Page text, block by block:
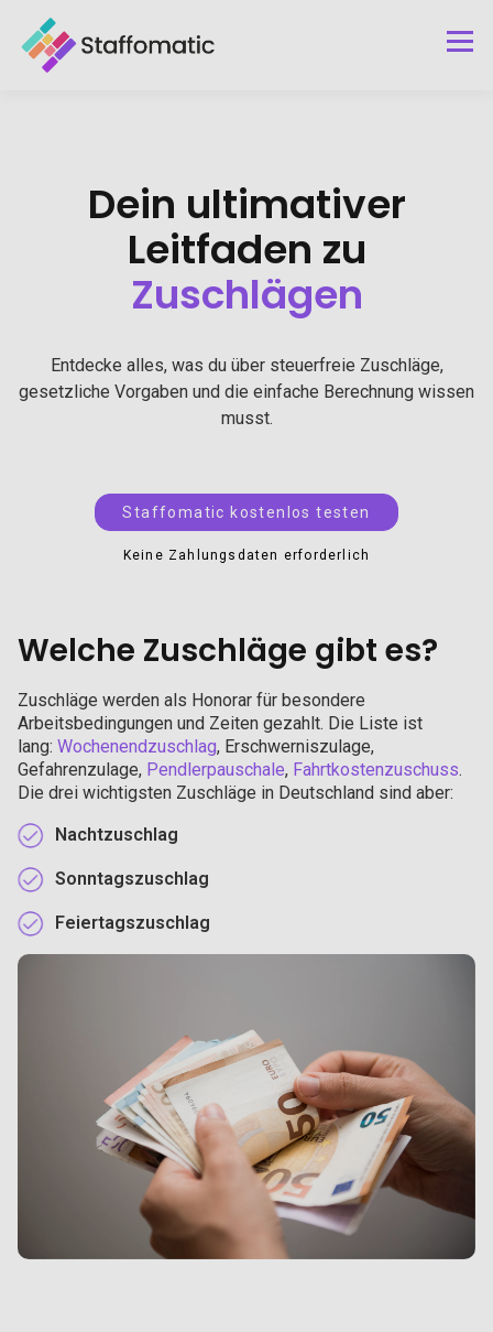
Dein ultimativer
Leitfaden zu
Zuschlägen
Entdecke alles, was du über steuerfreie Zuschläge,
gesetzliche Vorgaben und die einfache Berechnung wissen
musst.
Staffomatic kostenlos testen
Keine Zahlungsdaten erforderlich
Welche Zuschläge gibt es?
Zuschläge werden als Honorar für besondere
Arbeitsbedingungen und Zeiten gezahlt. Die Liste ist
lang: Wochenendzuschlag, Erschwerniszulage,
Gefahrenzulage, Pendlerpauschale, Fahrtkostenzuschuss.
Die drei wichtigsten Zuschläge in Deutschland sind aber:
Nachtzuschlag
Sonntagszuschlag
Feiertagszuschlag